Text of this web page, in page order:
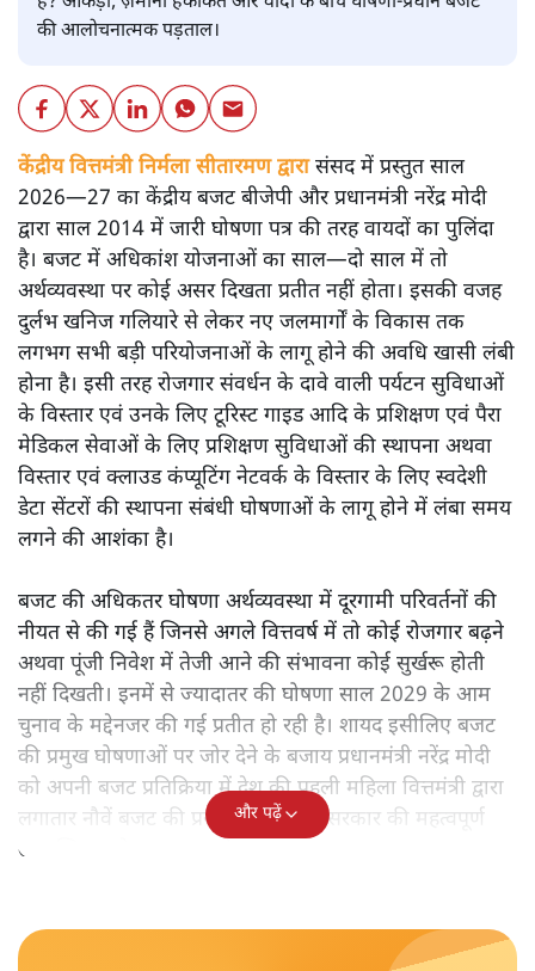
की आलोचनात्मक पड़ताल।
केंद्रीय वित्तमंत्री निर्मला सीतारमण द्वारासंसद में प्रस्तुत साल
2026—27 का केंद्रीय बजट बीजेपी और प्रधानमंत्री नरेंद्र मोदी
द्वारा साल 2014 में जारी घोषणा पत्र की तरह वायदों का पुलिंदा
है। बजट में अधिकांश योजनाओं का साल—दो साल में तो
अर्थव्यवस्था पर कोई असर दिखता प्रतीत नहीं होता। इसकी वजह
दुर्लभ खनिज गलियारे से लेकर नए जलमार्गों के विकास तक
लगभग सभी बड़ी परियोजनाओं के लागू होने की अवधि खासी लंबी
होना है। इसी तरह रोजगार संवर्धन के दावे वाली पर्यटन सुविधाओं
के विस्तार एवं उनके लिए टूरिस्ट गाइड आदि के प्रशिक्षण एवं पैरा
मेडिकल सेवाओं के लिए प्रशिक्षण सुविधाओं की स्थापना अथवा
विस्तार एवं क्लाउड कंप्यूटिंग नेटवर्क के विस्तार के लिए स्वदेशी
डेटा सेंटरों की स्थापना संबंधी घोषणाओं के लागू होने में लंबा समय
लगने की आशंका है।
बजट की अधिकतर घोषणा अर्थव्यवस्था में दूरगामी परिवर्तनों की
नीयत से की गई हैं जिनसे अगले वित्तवर्ष में तो कोई रोजगार बढ़ने
अथवा पूंजी निवेश में तेजी आने की संभावना कोई सुर्खरू होती
नहीं दिखती। इनमें से ज्यादातर की घोषणा साल 2029 के आम
चुनाव के मद्देनजर की गई प्रतीत हो रही है। शायद इसीलिए बजट
की प्रमुख घोषणाओं पर जोर देने के बजाय प्रधानमंत्री नरेंद्र मोदी
को अपनी बजट प्रतिक्रिया में देश की पहली महिला वित्तमंत्री द्वारा
लगातार नौवें बजट की प्रस्तुति को अपनी सरकार की महत्वपूर्ण
उपलब्धि बताने पर मजबूर होना पड़ा।
और पढ़ें